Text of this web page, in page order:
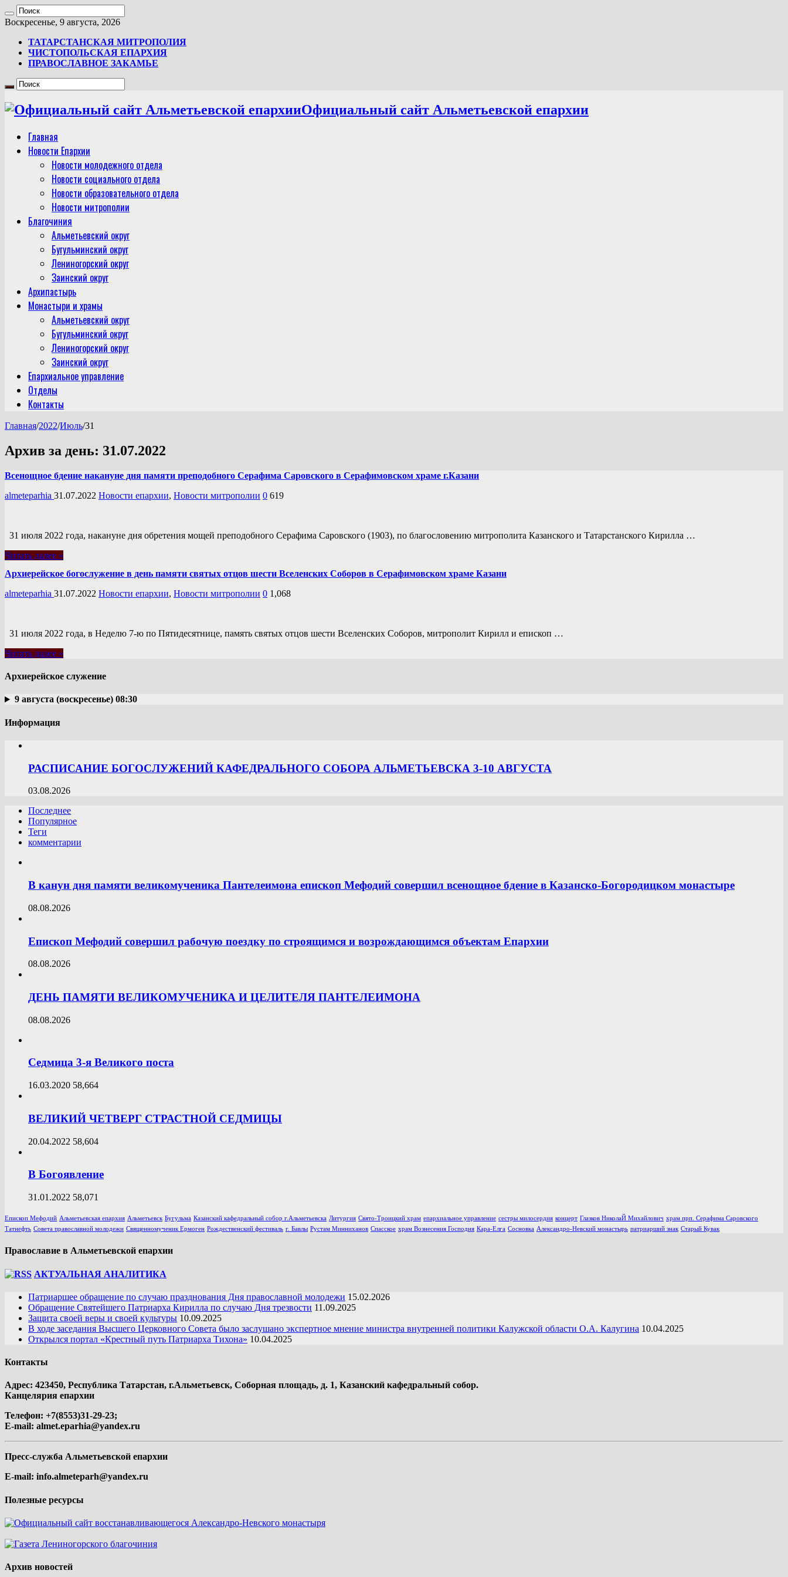
Воскресенье, 9 августа, 2026
ТАТАРСТАНСКАЯ МИТРОПОЛИЯ
ЧИСТОПОЛЬСКАЯ ЕПАРХИЯ
ПРАВОСЛАВНОЕ ЗАКАМЬЕ
Официальный сайт Альметьевской епархии
Главная
Новости Епархии
Новости молодежного отдела
Новости социального отдела
Новости образовательного отдела
Новости митрополии
Благочиния
Альметьевский округ
Бугульминский округ
Лениногорский округ
Заинский округ
Архипастырь
Монастыри и храмы
Альметьевский округ
Бугульминский округ
Лениногорский округ
Заинский округ
Епархиальное управление
Отделы
Контакты
Главная/2022/Июль/31
Архив за день: 31.07.2022
Всенощное бдение накануне дня памяти преподобного Серафима Саровского в Серафимовском храме г.Казани
almeteparhia 31.07.2022 Новости епархии, Новости митрополии 0 619
31 июля 2022 года, накануне дня обретения мощей преподобного Серафима Саровского (1903), по благословению митрополита Казанского и Татарстанского Кирилла …
Читать далее »
Архиерейское богослужение в день памяти святых отцов шести Вселенских Соборов в Серафимовском храме Казани
almeteparhia 31.07.2022 Новости епархии, Новости митрополии 0 1,068
31 июля 2022 года, в Неделю 7-ю по Пятидесятнице, память святых отцов шести Вселенских Соборов, митрополит Кирилл и епископ …
Читать далее »
Архиерейское служение
9 августа (воскресенье) 08:30
Информация
РАСПИСАНИЕ БОГОСЛУЖЕНИЙ КАФЕДРАЛЬНОГО СОБОРА АЛЬМЕТЬЕВСКА 3-10 АВГУСТА
03.08.2026
Последнее
Популярное
Теги
комментарии
В канун дня памяти великомученика Пантелеимона епископ Мефодий совершил всенощное бдение в Казанско-Богородицком монастыре
08.08.2026
Епископ Мефодий совершил рабочую поездку по строящимся и возрождающимся объектам Епархии
08.08.2026
ДЕНЬ ПАМЯТИ ВЕЛИКОМУЧЕНИКА И ЦЕЛИТЕЛЯ ПАНТЕЛЕИМОНА
08.08.2026
Седмица 3-я Великого поста
16.03.2020 58,664
ВЕЛИКИЙ ЧЕТВЕРГ СТРАСТНОЙ СЕДМИЦЫ
20.04.2022 58,604
В Богоявление
31.01.2022 58,071
Епископ Мефодий Альметьевская епархия Альметьевск Бугульма Казанский кафедральный собор г.Альметьевска Литургия Свято-Троицкий храм епархиальное управление сестры милосердия концерт Глазков НиколаЙ Михайлович храм прп. Серафима Саровского
Татнефть Совета православной молодежи Священномученик Ермоген Рождественский фестиваль г. Бавлы Рустам Минниханов Спасское храм Вознесения Господня Кара-Елга Сосновка Александро-Невский монастырь патриарший знак Старый Кувак
Православие в Альметьевской епархии
АКТУАЛЬНАЯ АНАЛИТИКА
Патриаршее обращение по случаю празднования Дня православной молодежи 15.02.2026
Обращение Святейшего Патриарха Кирилла по случаю Дня трезвости 11.09.2025
Защита своей веры и своей культуры 10.09.2025
В ходе заседания Высшего Церковного Совета было заслушано экспертное мнение министра внутренней политики Калужской области О.А. Калугина 10.04.2025
Открылся портал «Крестный путь Патриарха Тихона» 10.04.2025
Контакты
Адрес: 423450, Республика Татарстан, г.Альметьевск, Соборная площадь, д. 1, Казанский кафедральный собор.
Канцелярия епархии
Телефон: +7(8553)31-29-23;
E-mail: almet.eparhia@yandex.ru
Пресс-служба Альметьевской епархии
E-mail: info.almeteparh@yandex.ru
Полезные ресурсы
Архив новостей